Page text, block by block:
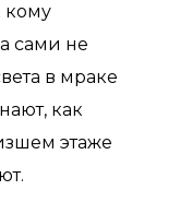
кому
сами не
в мраке
как
этаже